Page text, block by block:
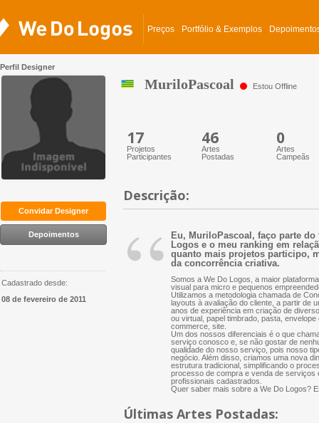
Preços Portfólio & Exemplos
Convidar Designer
Depoimentos
Cadastrado desde:
08 de fevereiro de 2011
MuriloPascoal Estou Offline
Perfil Designer
17
Projetos
Participantes
46
Artes
Postadas
0
Artes
Campeãs
Descrição:
“
Eu, MuriloPascoal, faço parte
Logos e o meu ranking em
quanto mais projetos participo,
da concorrência criativa.
Somos a We Do Logos, a maior
visual para micro e pequenos
Utilizamos a metodologia chamada de
layouts à avaliação do cliente, a partir de
anos de experiência em criação de
ou virtual, papel timbrado, pasta,
commerce, site.
Um dos nossos diferenciais é o que
serviço conosco e, se não gostar de
qualidade do nosso serviço, pois nosso
negócio. Além disso, criamos uma nova
estrutura tradicional, simplificando o
processo de compra e venda de serviços
profissionais cadastrados.
Quer saber mais sobre a We Do Logos?
Últimas Artes Postadas: